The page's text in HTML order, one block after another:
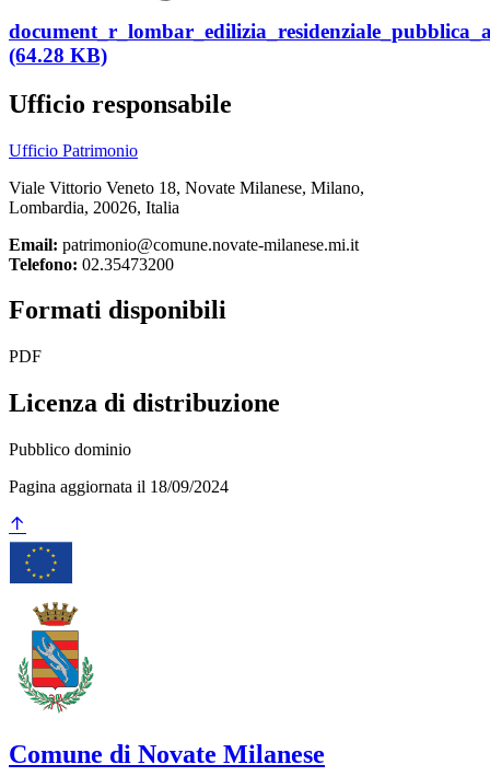
(64.28 KB)
Ufficio responsabile
Ufficio Patrimonio
Viale Vittorio Veneto 18, Novate Milanese, Milano,
Lombardia, 20026, Italia
Email: patrimonio@comune.novate-milanese.mi.it
Telefono: 02.35473200
Formati disponibili
PDF
Licenza di distribuzione
Pubblico dominio
Pagina aggiornata il 18/09/2024
Comune di Novate Milanese